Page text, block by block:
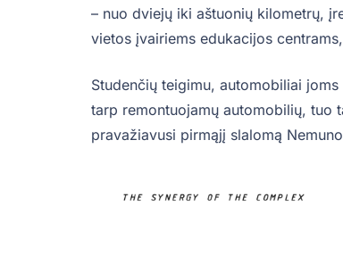
– nuo dviejų iki aštuonių kilometrų,
vietos įvairiems edukacijos
Studenčių teigimu, automobiliai
tarp remontuojamų automobilių, tuo
pravažiavusi pirmąjį slalomą